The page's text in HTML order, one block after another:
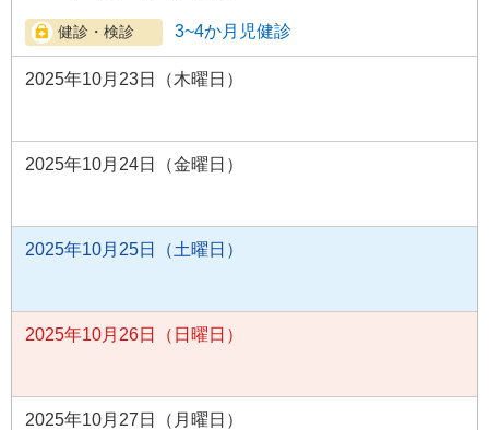
3~4か月児健診
2025年10月23日（木曜日）
2025年10月24日（金曜日）
2025年10月25日（土曜日）
2025年10月26日（日曜日）
2025年10月27日（月曜日）